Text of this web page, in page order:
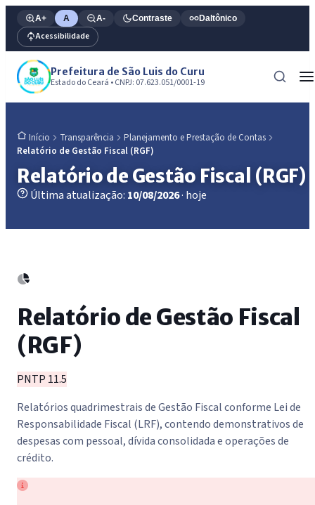
A+ A A- Contraste Daltônico
Acessibilidade
Prefeitura de São Luis do Curu
Estado do Ceará • CNPJ: 07.623.051/0001-19
Início Transparência
Planejamento e Prestação de Contas
Relatório de Gestão Fiscal (RGF)
Relatório de Gestão Fiscal (RGF)
Última atualização: 10/08/2026· hoje
Relatório de Gestão Fiscal
(RGF)
PNTP 11.5
Relatórios quadrimestrais de Gestão Fiscal conforme Lei de
Responsabilidade Fiscal (LRF), contendo demonstrativos de
despesas com pessoal, dívida consolidada e operações de
crédito.